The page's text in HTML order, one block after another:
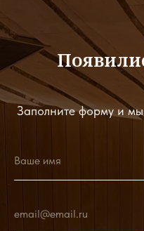
Заполните форму и
Ваше имя
email@email.ru